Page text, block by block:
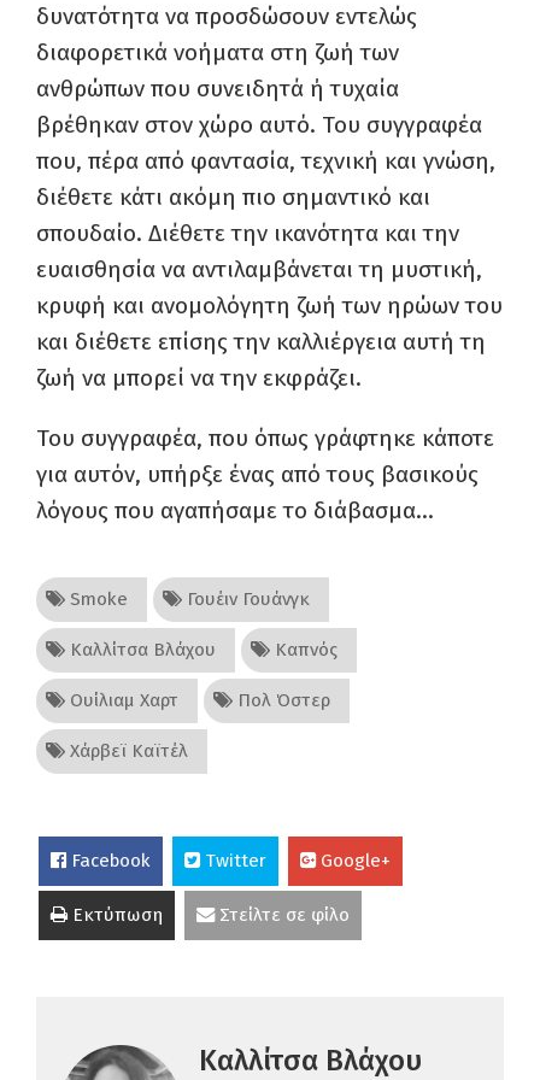
δυνατότητα να προσδώσουν εντελώς
διαφορετικά νοήματα στη ζωή των
ανθρώπων που συνειδητά ή τυχαία
βρέθηκαν στον χώρο αυτό. Του συγγραφέα
που, πέρα από φαντασία, τεχνική και γνώση,
διέθετε κάτι ακόμη πιο σημαντικό και
σπουδαίο. Διέθετε την ικανότητα και την
ευαισθησία να αντιλαμβάνεται τη μυστική,
κρυφή και ανομολόγητη ζωή των ηρώων του
και διέθετε επίσης την καλλιέργεια αυτή τη
ζωή να μπορεί να την εκφράζει.
Του συγγραφέα, που όπως γράφτηκε κάποτε
για αυτόν, υπήρξε ένας από τους βασικούς
λόγους που αγαπήσαμε το διάβασμα…
Smoke Γουέιν Γουάνγκ
Καλλίτσα Βλάχου Καπνός
Ουίλιαμ Χαρτ Πολ Όστερ
Χάρβεϊ Καϊτέλ
Facebook Twitter Google+
Εκτύπωση Στείλτε σε φίλο
Καλλίτσα Βλάχου